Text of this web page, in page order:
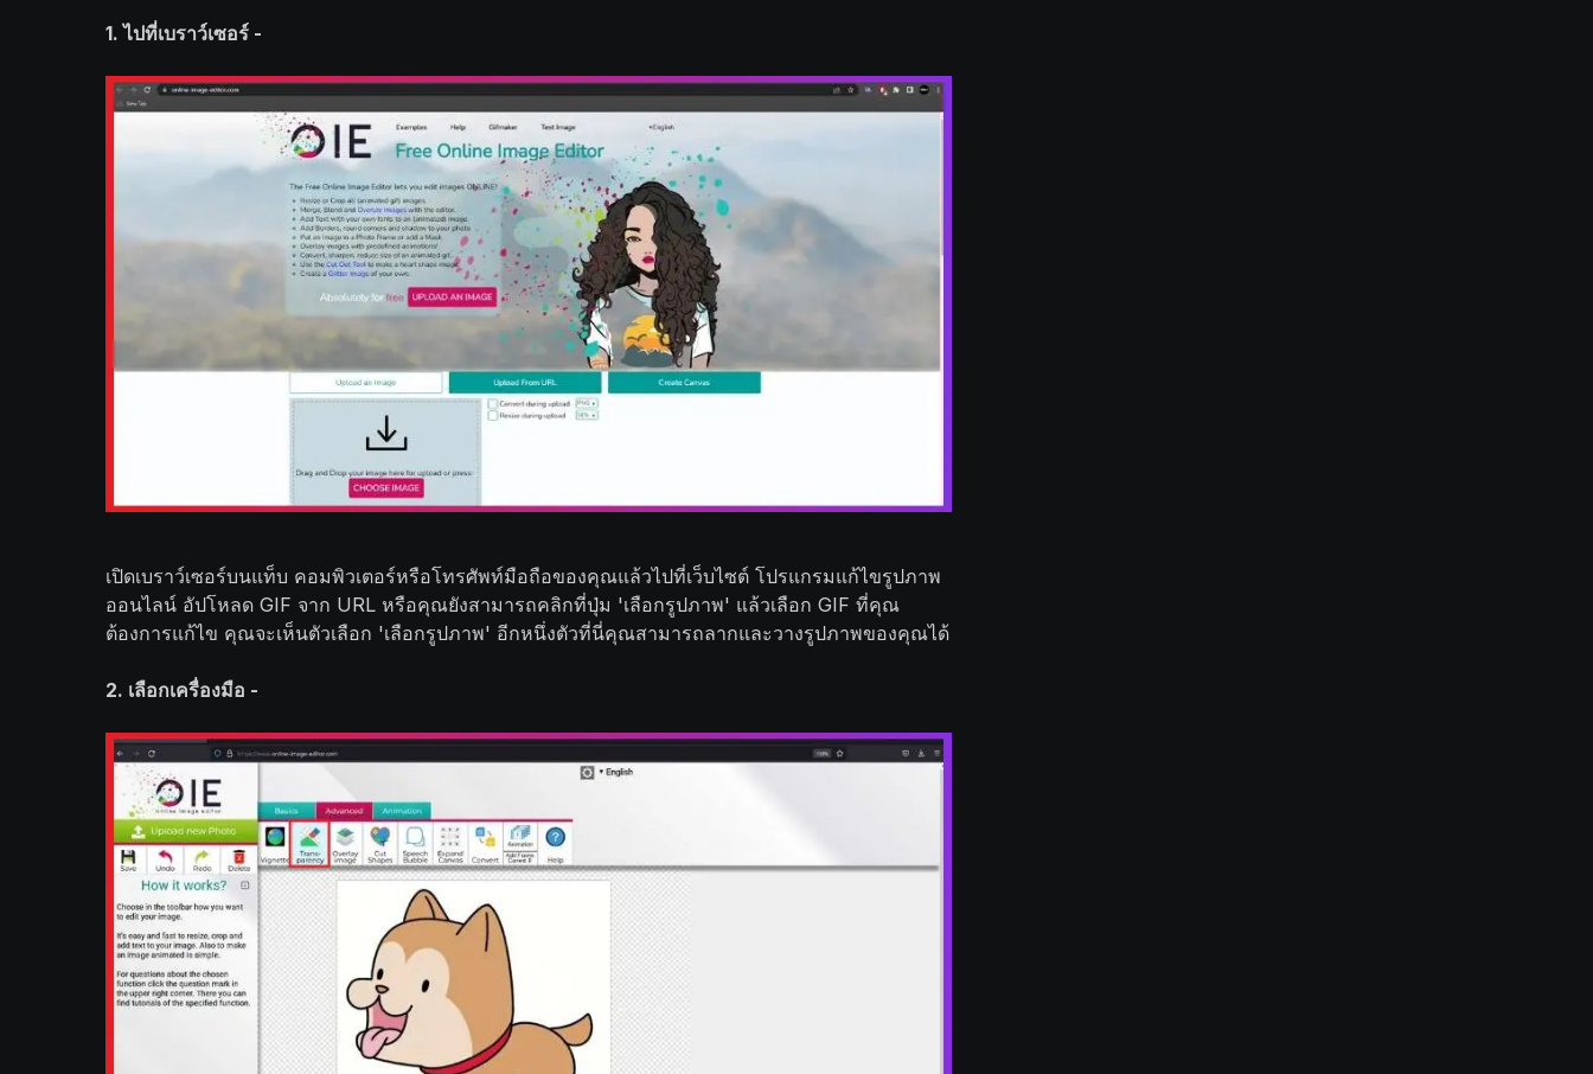
1. ไปที่เบราว์เซอร์ -
เปิดเบราว์เซอร์บนแท็บ คอมพิวเตอร์หรือโทรศัพท์มือถือของคุณแล้วไปที่เว็บไซต์ โปรแกรมแก้ไขรูปภาพ
ออนไลน์ อัปโหลด GIF จาก URL หรือคุณยังสามารถคลิกที่ปุ่ม 'เลือกรูปภาพ' แล้วเลือก GIF ที่คุณ
ต้องการแก้ไข คุณจะเห็นตัวเลือก 'เลือกรูปภาพ' อีกหนึ่งตัวที่นี่คุณสามารถลากและวางรูปภาพของคุณได้
2. เลือกเครื่องมือ -